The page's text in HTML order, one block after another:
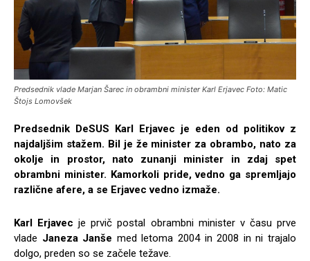
Predsednik vlade Marjan Šarec in obrambni minister Karl Erjavec Foto: Matic
Štojs Lomovšek
Predsednik DeSUS Karl Erjavec je eden od politikov z
najdaljšim stažem. Bil je že minister za obrambo, nato za
okolje in prostor, nato zunanji minister in zdaj spet
obrambni minister. Kamorkoli pride, vedno ga spremljajo
različne afere, a se Erjavec vedno izmaže.
Karl Erjavec je prvič postal obrambni minister v času prve
vlade Janeza Janše med letoma 2004 in 2008 in ni trajalo
dolgo, preden so se začele težave.